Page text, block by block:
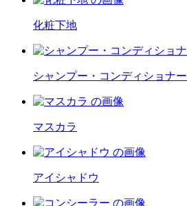
化粧下地
シャンプー・コンディショナー
マスカラ
アイシャドウ